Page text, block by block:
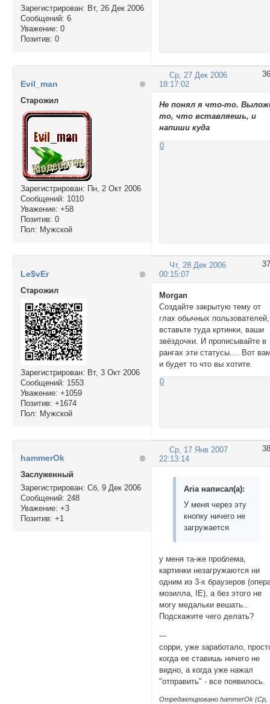
Зарегистрирован: Вт, 26 Дек 2006
Сообщений: 6
Уважение: 0
Позитив: 0
36
Ср, 27 Дек 2006
18:17:02
Evil_man
Cтарожил
Зарегистрирован: Пн, 2 Окт 2006
Сообщений: 1010
Уважение: +58
Позитив: 0
Пол: Мужской
Не понял я что-то.
то, что вставляешь, и
напиши куда
0
37
Чт, 28 Дек 2006
00:15:07
Le$vEr
Cтарожил
Зарегистрирован: Вт, 3 Окт 2006
Сообщений: 1553
Уважение: +1059
Позитив: +1674
Пол: Мужской
Morgan
Создайте закрытую тему от
глах обычных
вставьте туда кртинки, ваши
звёздочки. И прописывайте в
рангах эти статусы.... Вот
и будет то что вы хотите.
0
38
Ср, 17 Янв 2007
22:13:14
hammerOk
Заслуженный
Зарегистрирован: Сб, 9 Дек 2006
Сообщений: 248
Уважение: +3
Позитив: +1
Aria написал(а):
У меня через эту
кнопку ничего не
загружается
у меня та-же проблема,
картинки незагружаются ни
одним из 3-х браузеров
мозилла, IЕ), а без этого не
могу медальки вешать..
Подскажите чего делать?
---
сорри, уже заработало,
когда ее ставишь ничего не
видно, а когда уже нажал
"отправить" - все появилось.
Отредактировано hammerOk (Ср,